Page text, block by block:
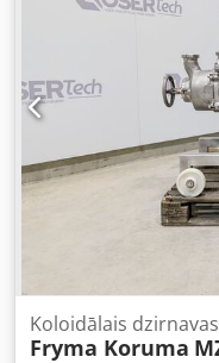
Koloidālais dzirnavas
Fryma Koruma